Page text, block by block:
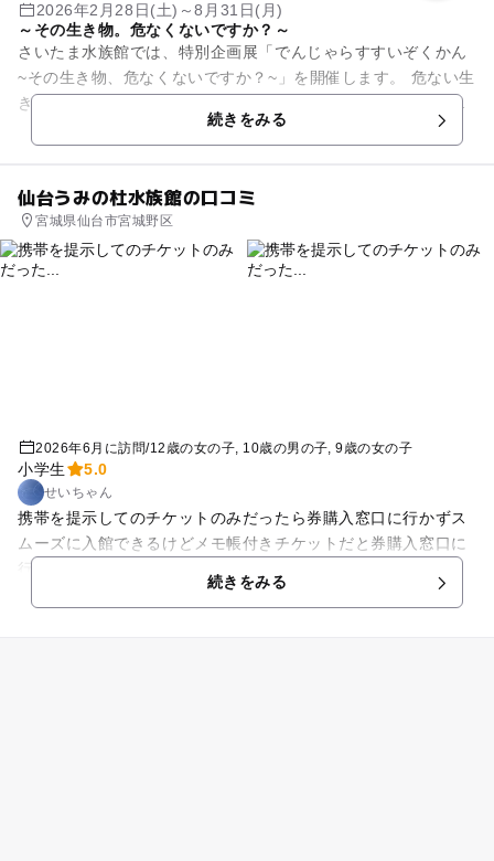
2026年2月28日(土)～8月31日(月)
～その生き物。危なくないですか？～
さいたま水族館では、特別企画展「でんじゃらすすいぞくかん
~その生き物、危なくないですか？~」を開催します。 危ない生
き物といえば「噛む力の強いワニガメ」「集団で襲うピラニ
続きをみる
仙台うみの杜水族館の口コミ
宮城県仙台市宮城野区
2026年6月に訪問/12歳の女の子 10歳の男の子 9歳の女の子
小学生 5.0
せいちゃん
携帯を提示してのチケットのみだったら券購入窓口に行かずス
ムーズに入館できるけどメモ帳付きチケットだと券購入窓口に
行かなきゃいけない.. その辺きちんと記載してほしい。 なので
携帯を提示してのチケットなのに結局窓口の列に並びました。
続きをみる